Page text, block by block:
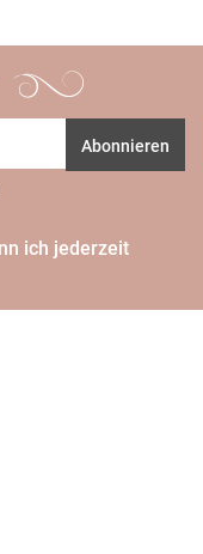
Abonnieren
ich jederzeit